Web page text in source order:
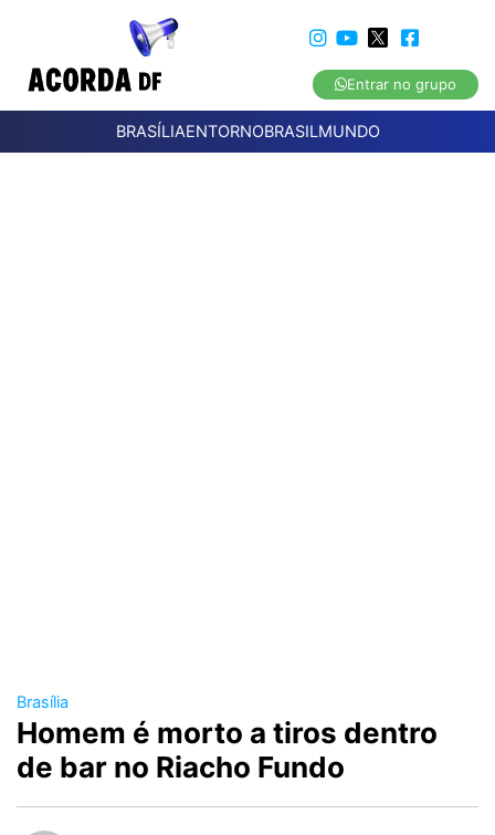
Entrar no grupo
BRASÍLIAENTORNOBRASILMUNDO
Brasília
Homem é morto a tiros dentro
de bar no Riacho Fundo